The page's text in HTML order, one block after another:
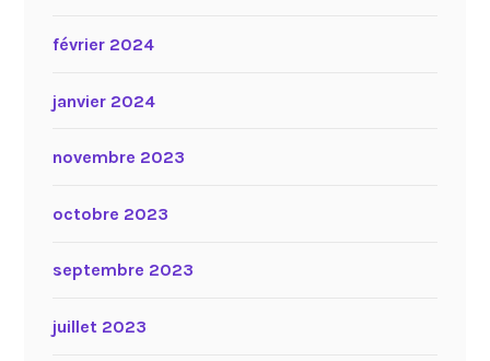
février 2024
janvier 2024
novembre 2023
octobre 2023
septembre 2023
juillet 2023